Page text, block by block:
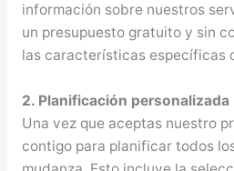
información sobre nuestros
un presupuesto gratuito y sin
las características específicas
2. Planificación personalizada
Una vez que aceptas nuestro
contigo para planificar todos